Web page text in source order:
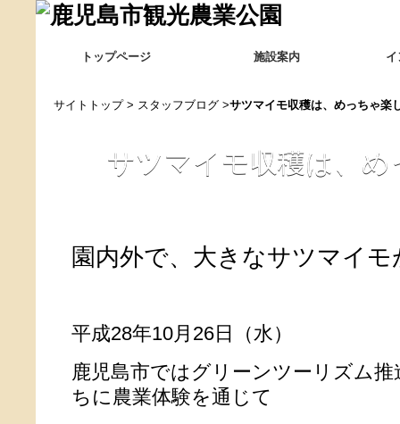
トップページ 施設案内
サイトトップ> スタッフブログ >サツマイモ収穫は、めっちゃ楽
サツマイモ収穫は、
園内外で、大きなサツマイ
平成28年10月26日（水）
鹿児島市ではグリーンツーリズム
ちに農業体験を通じて